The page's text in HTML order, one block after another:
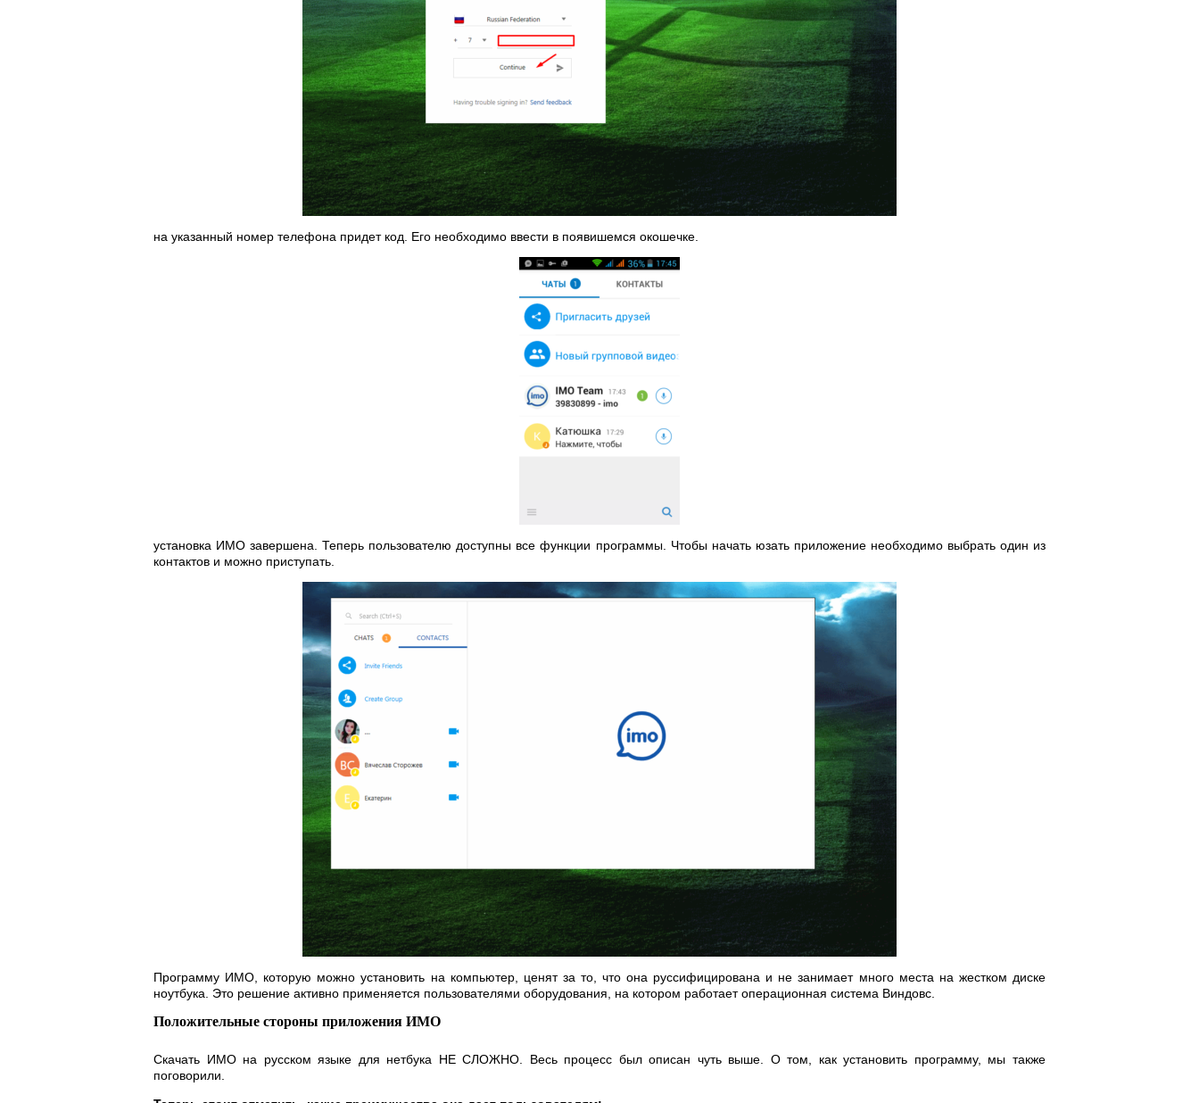
на указанный номер телефона придет код. Его необходимо ввести в появишемся окошечке.
установка ИМО завершена. Теперь пользователю доступны все функции программы. Чтобы начать юзать приложение необходимо выбрать один из
контактов и можно приступать.
Программу ИМО, которую можно установить на компьютер, ценят за то, что она руссифицирована и не занимает много места на жестком диске
ноутбука. Это решение активно применяется пользователями оборудования, на котором работает операционная система Виндовс.
Положительные стороны приложения ИМО
Скачать ИМО на русском языке для нетбука НЕ СЛОЖНО. Весь процесс был описан чуть выше. О том, как установить программу, мы также
поговорили.